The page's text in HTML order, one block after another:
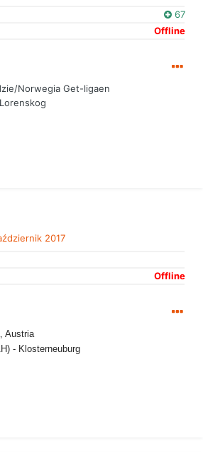
67
Offline
Norwegia Get-ligaen
2017
Offline
Austria
- Klosterneuburg